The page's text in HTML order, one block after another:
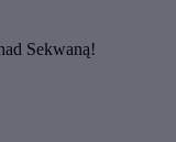
Sekwaną!